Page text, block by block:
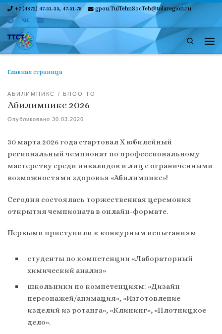
Skip to content
+7 (4872) 47-51-35, 47-51-78 gpou.TulTehnSocTeh@tularegion.ru
Search
Главная страница
АБИЛИМПИКС БПОО ТО
Абилимпикс 2026
Опубликовано 30.03.2026
30 марта 2026 года стартовал Х юбилейный
региональный чемпионат по профессиональному
мастерству среди инвалидов и лиц с ограниченными
возможностями здоровья «Абилимпикс»!
Сегодня состоялась торжественная церемония
открытия чемпионата в онлайн-формате.
Первыми приступили к конкурным испытаниям
студенты по компетенции «Лабораторный
химический анализ»
школьники по компетенциям: «Дизайн
персонажей/анимация», «Изготовление
изделий из ротанга», «Клининг», «Плотницкое
дело».